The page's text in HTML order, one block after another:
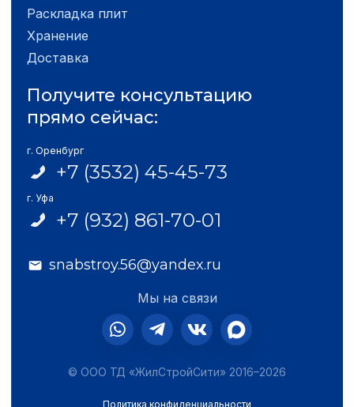
Раскладка плит
Хранение
Доставка
Получите консультацию
прямо сейчас:
г. Оренбург
+7 (3532) 45-45-73
г. Уфа
+7 (932) 861-70-01
snabstroy.56@yandex.ru
Мы на связи
© ООО ТД «ЖилСтройСити» 2016–2026
Политика конфиденциальности